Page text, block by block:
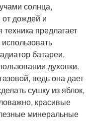
солнца,
дождей и
предлагает
батареи.
духовки.
ведь она дает
сушку из яблок,
красивые
минеральные